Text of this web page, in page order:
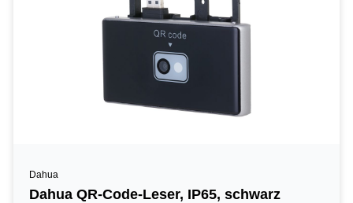
Dahua
Dahua QR-Code-Leser, IP65, schwarz